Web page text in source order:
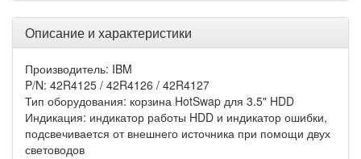
Описание и характеристики
Производитель: IBM
P/N: 42R4125 / 42R4126 / 42R4127
Тип оборудования: корзина HotSwap для 3.5" HDD
Индикация: индикатор работы HDD и индикатор ошибки,
подсвечивается от внешнего источника при помощи двух
световодов